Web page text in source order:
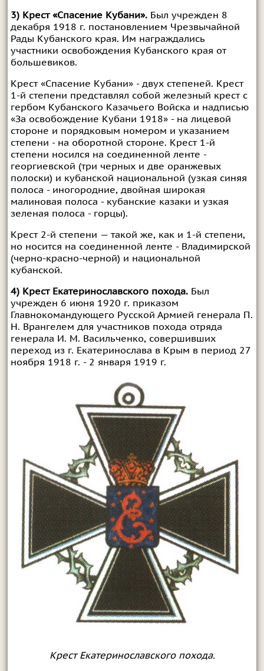
3) Крест «Спасение Кубани».Был учрежден 8
декабря 1918 г. постановлением Чрезвычайной
Рады Кубанского края. Им награждались
участники освобождения Кубанского края от
большевиков.
Крест «Спасение Кубани» - двух степеней. Крест
1-й степени представлял собой железный крест с
гербом Кубанского Казачьего Войска и надписью
«За освобождение Кубани 1918» - на лицевой
стороне и порядковым номером и указанием
степени - на оборотной стороне. Крест 1-й
степени носился на соединенной ленте -
георгиевской (три черных и две оранжевых
полоски) и кубанской национальной (узкая синяя
полоса - иногородние, двойная широкая
малиновая полоса - кубанские казаки и узкая
зеленая полоса - горцы).
Крест 2-й степени — такой же, как и 1-й степени,
но носится на соединенной ленте - Владимирской
(черно-красно-черной) и национальной
кубанской.
4) Крест Екатеринославского похода.Был
учрежден 6 июня 1920 г. приказом
Главнокомандующего Русской Армией генерала П.
Н. Врангелем для участников похода отряда
генерала И. М. Васильченко, совершивших
переход из г. Екатеринослава в Крым в период 27
ноября 1918 г. - 2 января 1919 г.
Крест Екатеринославского похода.